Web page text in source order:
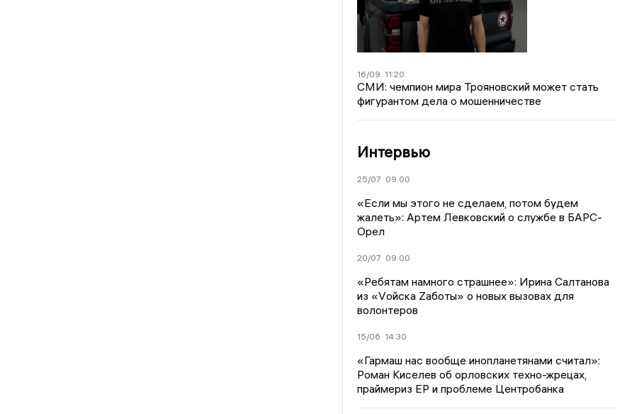
16/09 11:20
СМИ: чемпион мира Трояновский может стать
фигурантом дела о мошенничестве
Интервью
25/07 09:00
«Если мы этого не сделаем, потом будем
жалеть»: Артем Левковский о службе в БАРС-
Орел
20/07 09:00
«Ребятам намного страшнее»: Ирина Салтанова
из «Vойска Zаботы» о новых вызовах для
волонтеров
15/06 14:30
«Гармаш нас вообще инопланетянами считал»:
Роман Киселев об орловских техно-жрецах,
праймериз ЕР и проблеме Центробанка